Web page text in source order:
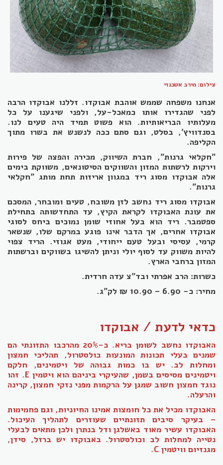
צילום: מירב אשכנזי
אנחנו משפחה שממש אוהבת אבוקדו. זללנו אבוקדו הרבה
לפני שהגדירו אותו כמאכל-על, ולפני שיגענו על כל
מעלותיו הבריאותיות. הוא פשוט תמיד היה טעים לנו.
בסנדוויץ', בסלט, וגם סתם ככה לנשנש את בשרו מתוך
הקליפה.
"חקלאי גרנות", חברת השיווק, מכירה והפצה של פירות
וירקות לרשתות המזון והשווקים הסיטונאים, משווקת בימים
אלה אבוקדו מסוג ריד במגוון אריזות תחת מותג "חקלאי
גרנות".
אבוקדו מסוג ריד נחשב לזן משובח, טעים ומובחר, המסכם
את עונת האבוקדו לקראת הקיץ, עד התחדשותה בתחילת
ספטמבר. ריד הוא בעל אחוזי שומן נמוכים ביחס לסוגי
אבוקדו אחרים, אך הדבר אינו פוגע במרקם שלו, שנשאר
קרמי, עסיסי ובעל טעם ייחודי, מעט אגוזי. הריד צפוי
להיות משווק עד לסוף יולי וניתן להשיגו בשווקים וברשתות
המזון ברחבי הארץ.
כשרות: הרב אפרתי ובד"צ עדה חרדית.
מחיר: כ- 6.90 – 10.90 ₪ לק"ג.
כדאי לדעת / אבוקדו
האבוקדו נחשב לשומן בריא. כ-20% מהרכבו התזונתי הם
שמנים בעלי תכונות המונעות כולסטרול, תהליכי חמצון
ומחלות לב. יש בו כמות גבוהה של ויטמינים, חלקם
ויטמינים מסיסים בשמן, שהעיקרי ביניהם הוא ויטמין E. זהו
נוגד חמצון חשוב שמגן על הרקמות מפני נזקי חמצון, קרינה
והרעלה.
האבוקדו מכיל את כל חומצות אמינו החיוניות, וגם פחמימות
– בעיקר סיבים תזונתיים שעוזרים לתהליך העיכול.
האבוקדו עשיר מאוד באשלגן ודל בנתרן ולכן מתאים לבעלי
נטייה למחלות לב וכולסטרול. באבוקדו יש ברזל, סידן,
מגנזיום וויטמין C.